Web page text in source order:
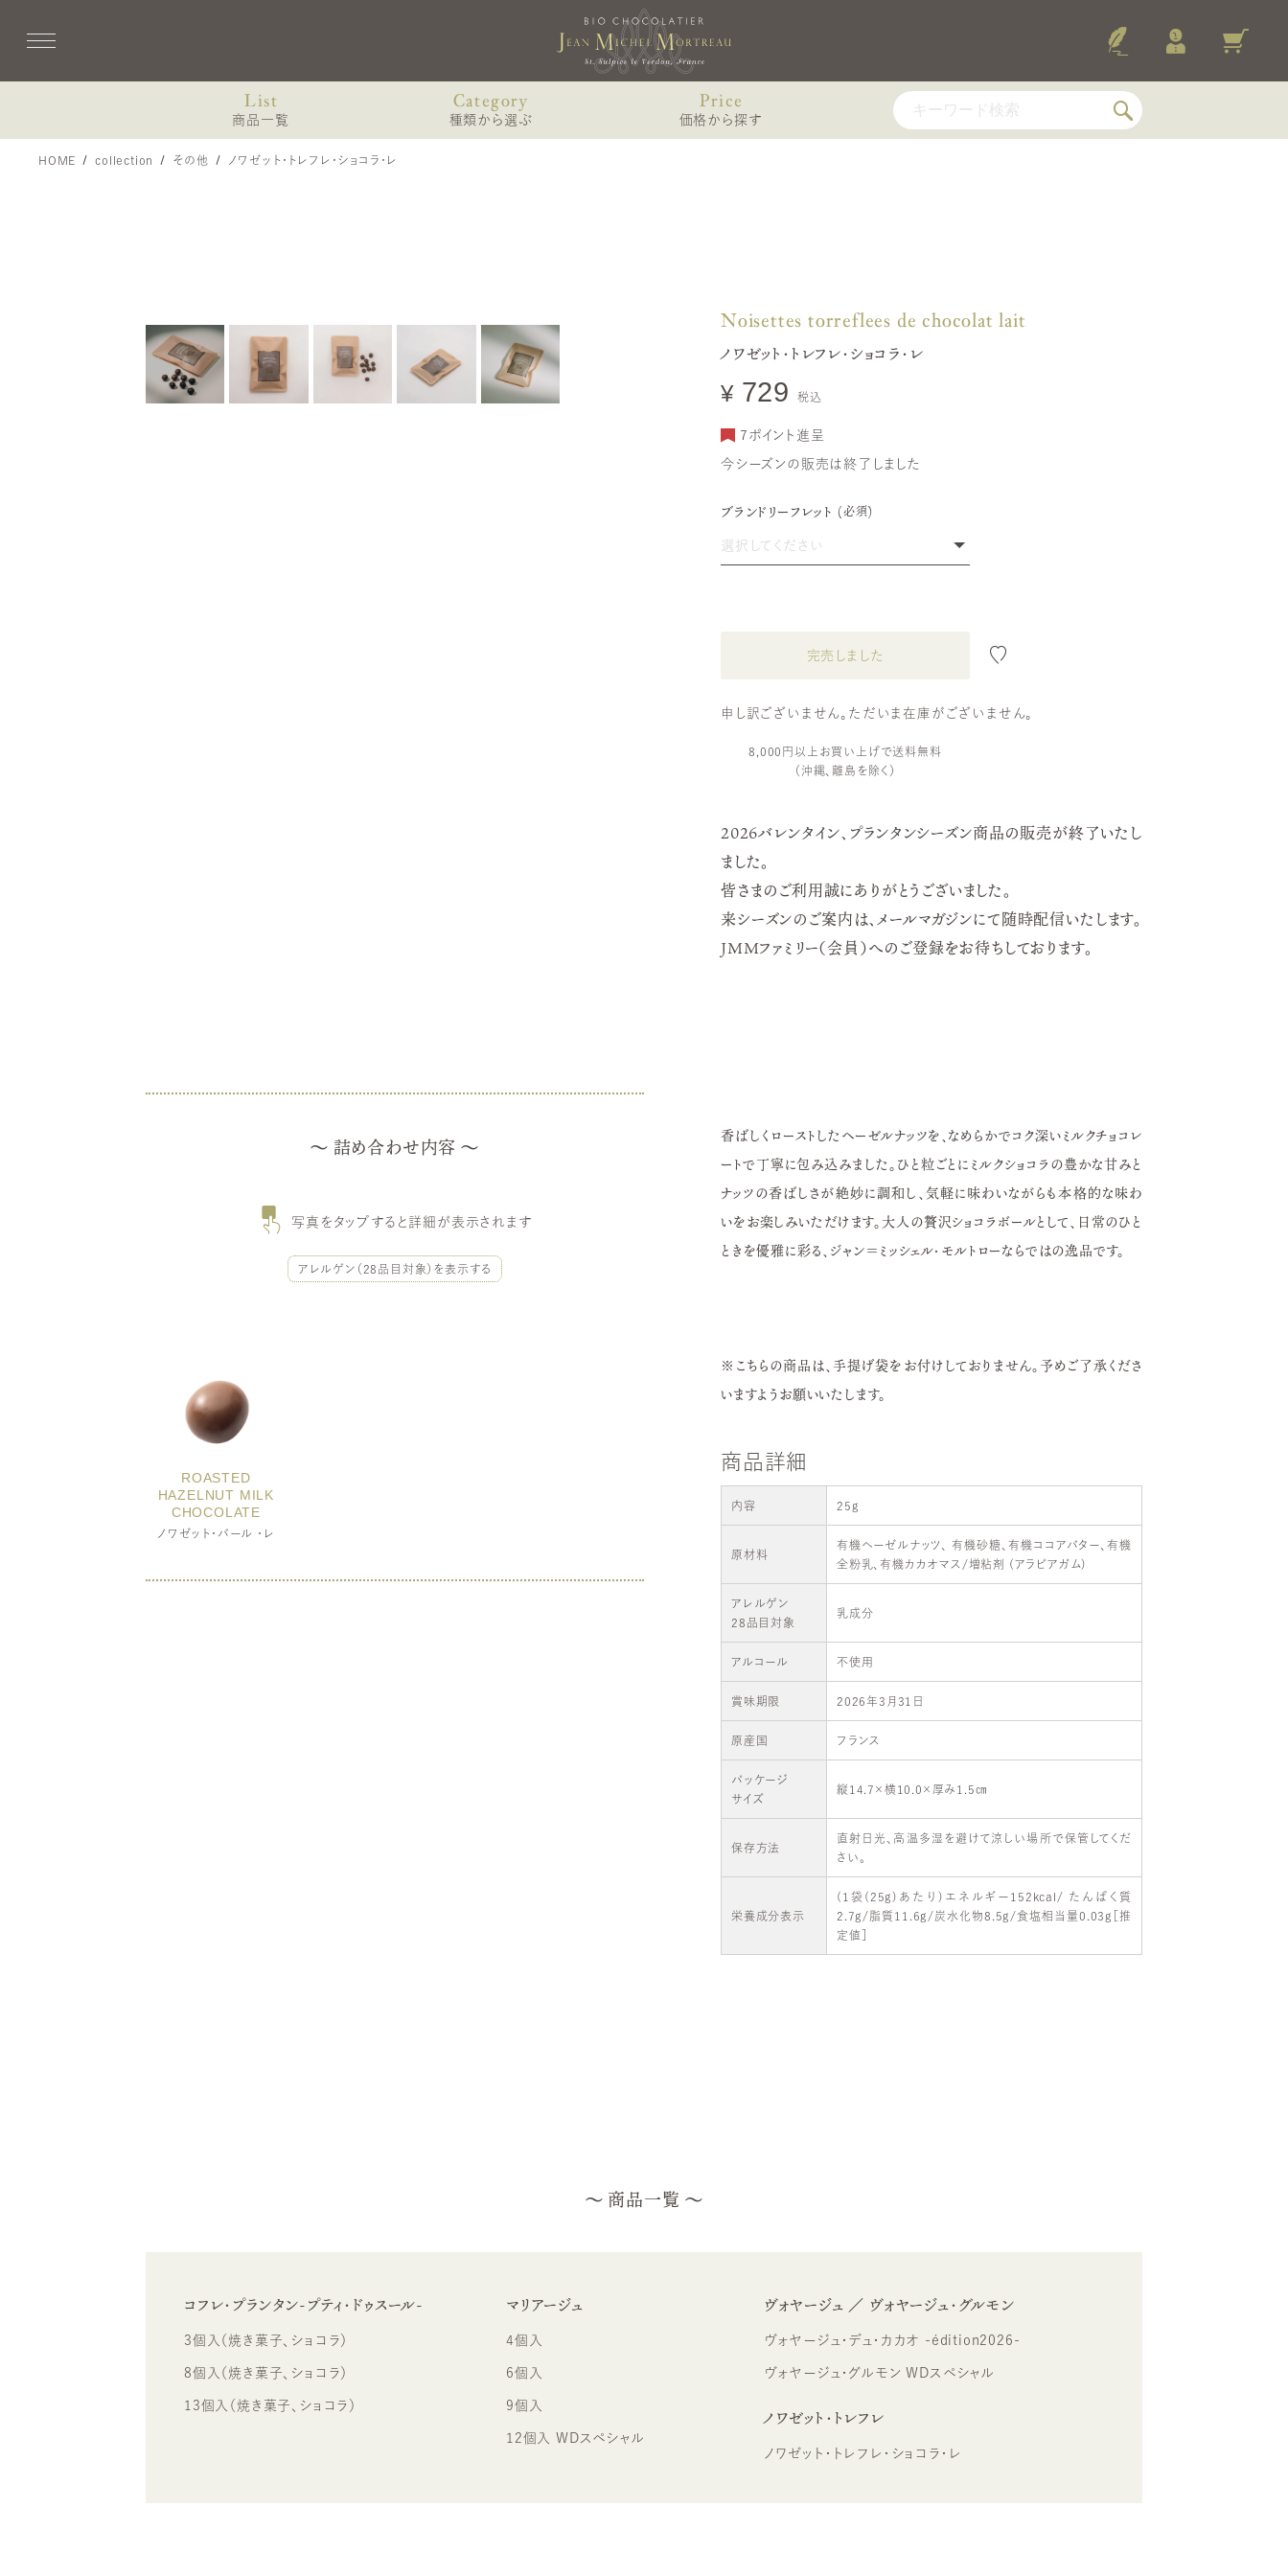
List
商品一覧
12個入 WDスペシャル
ヴォヤージュ・グルモン WDスペシャル
NOISETTES
TORRÉFIÉES
ノワゼット・トレフレ・ショコラ・レ
Category
種類から選ぶ
その他中身から個別に選ぶ
Price
価格から探す
HOME collection その他 ノワゼット・トレフレ・ショコラ・レ
Noisettes torreflees de chocolat lait
ノワゼット・トレフレ・ショコラ・レ
¥ 729 税込
7 ポイント進呈
今シーズンの販売は終了しました
ブランドリーフレット (必須)
選択してください
完売しました
申し訳ございません。ただいま在庫がございません。
8,000円以上お買い上げで送料無料
（沖縄、離島を除く）
2026バレンタイン、プランタンシーズン商品の販売が終了いたし
ました。
皆さまのご利用誠にありがとうございました。
来シーズンのご案内は、メールマガジンにて随時配信いたします。
ＪＭＭファミリー（会員）へのご登録をお待ちしております。
詰め合わせ内容
写真をタップすると詳細が表示されます
アレルゲン（28品目対象）を表示する
ROASTED
HAZELNUT MILK
CHOCOLATE
ノワゼット・バール ・レ
香ばしくローストしたヘーゼルナッツを、なめらかでコク深いミルクチョコレ
ートで丁寧に包み込みました。ひと粒ごとにミルクショコラの豊かな甘みと
ナッツの香ばしさが絶妙に調和し、気軽に味わいながらも本格的な味わ
いをお楽しみいただけます。大人の贅沢ショコラボールとして、日常のひと
ときを優雅に彩る、ジャン＝ミッシェル・モルトローならではの逸品です。
※こちらの商品は、手提げ袋をお付けしておりません。予めご了承くださ
いますようお願いいたします。
商品詳細
内容 25g
原材料
有機ヘーゼルナッツ、 有機砂糖、有機ココアバター、有機
全粉乳、有機カカオマス/増粘剤 (アラビアガム)
アレルゲン
28品目対象
乳成分
アルコール 不使用
賞味期限 2026年3月31日
原産国 フランス
パッケージ
サイズ
縦14.7×横10.0×厚み1.5㎝
保存方法
直射日光、高温多湿を避けて涼しい場所で保管してくだ
さい。
栄養成分表示
(1袋(25g)あたり)エネルギー152kcal/ たんぱく質
2.7g/脂質11.6g/炭水化物8.5g/食塩相当量0.03g［推
定値］
商品一覧
コフレ・プランタン-プティ・ドゥスール-
3個入（焼き菓子、ショコラ）
8個入（焼き菓子、ショコラ）
13個入（焼き菓子、ショコラ）
マリアージュ
4個入
6個入
9個入
12個入 WDスペシャル
ヴォヤージュ ／ ヴォヤージュ・グルモン
ヴォヤージュ・デュ・カカオ -édition2026-
ヴォヤージュ・グルモン WDスペシャル
ノワゼット・トレフレ
ノワゼット・トレフレ・ショコラ・レ